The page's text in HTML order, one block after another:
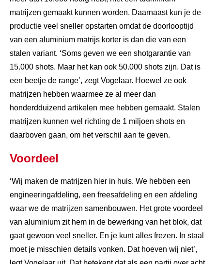
matrijzen gemaakt kunnen worden. Daarnaast kun je de
productie veel sneller opstarten omdat de doorlooptijd
van een aluminium matrijs korter is dan die van een
stalen variant. ‘Soms geven we een shotgarantie van
15.000 shots. Maar het kan ook 50.000 shots zijn. Dat is
een beetje de range’, zegt Vogelaar. Hoewel ze ook
matrijzen hebben waarmee ze al meer dan
honderdduizend artikelen mee hebben gemaakt. Stalen
matrijzen kunnen wel richting de 1 miljoen shots en
daarboven gaan, om het verschil aan te geven.
Voordeel
‘Wij maken de matrijzen hier in huis. We hebben een
engineeringafdeling, een freesafdeling en een afdeling
waar we de matrijzen samenbouwen. Het grote voordeel
van aluminium zit hem in de bewerking van het blok, dat
gaat gewoon veel sneller. En je kunt alles frezen. In staal
moet je misschien details vonken. Dat hoeven wij niet’,